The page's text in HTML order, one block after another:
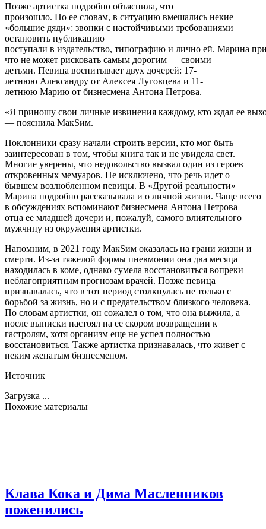
Позже артистка подробно объяснила, что
произошло. По ее словам, в ситуацию вмешались некие
«большие дяди»: звонки с настойчивыми требованиями
остановить публикацию
поступали в издательство, типографию и лично ей. Марина
что не может рисковать самым дорогим — своими
детьми. Певица воспитывает двух дочерей: 17-
летнюю Александру от Алексея Луговцева и 11-
летнюю Марию от бизнесмена Антона Петрова.
«Я приношу свои личные извинения каждому, кто ждал ее
— пояснила МакSим.
Поклонники сразу начали строить версии, кто мог быть
заинтересован в том, чтобы книга так и не увидела свет.
Многие уверены, что недовольство вызвал один из героев
откровенных мемуаров. Не исключено, что речь идет о
бывшем возлюбленном певицы. В «Другой реальности»
Марина подробно рассказывала и о личной жизни. Чаще всего
в обсуждениях вспоминают бизнесмена Антона Петрова —
отца ее младшей дочери и, пожалуй, самого влиятельного
мужчину из окружения артистки.
Напомним, в 2021 году МакSим оказалась на грани жизни и
смерти. Из-за тяжелой формы пневмонии она два месяца
находилась в коме, однако сумела восстановиться вопреки
неблагоприятным прогнозам врачей. Позже певица
признавалась, что в тот период столкнулась не только с
борьбой за жизнь, но и с предательством близкого человека.
По словам артистки, он сожалел о том, что она выжила, а
после выписки настоял на ее скором возвращении к
гастролям, хотя организм еще не успел полностью
восстановиться. Также артистка признавалась, что живет с
неким женатым бизнесменом.
Источник
Загрузка ...
Похожие материалы
Клава Кока и Дима Масленников
поженились